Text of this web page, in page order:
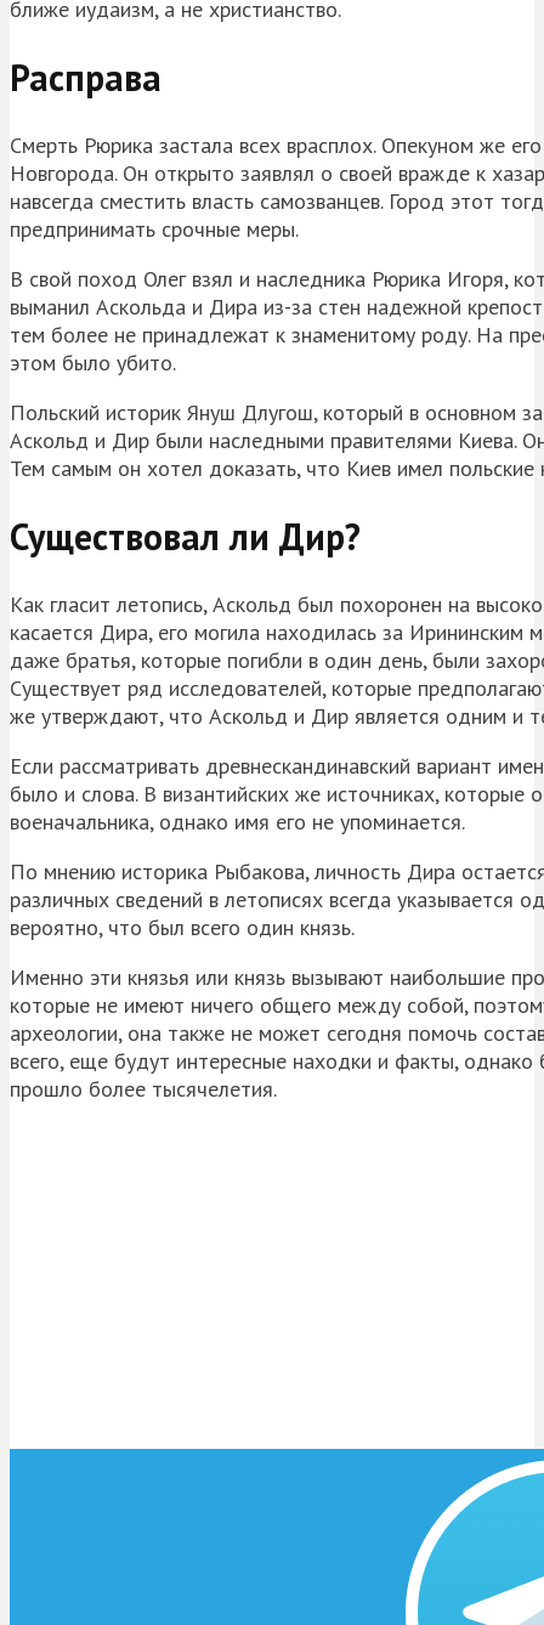
ближе иудаизм, а не христианство.
Расправа
Смерть Рюрика застала всех врасплох. Опекуном же
Новгорода. Он открыто заявлял о своей вражде к
навсегда сместить власть самозванцев. Город этот
предпринимать срочные меры.
В свой поход Олег взял и наследника Рюрика Игоря,
выманил Аскольда и Дира из-за стен надежной
тем более не принадлежат к знаменитому роду. На
этом было убито.
Польский историк Януш Длугош, который в основном
Аскольд и Дир были наследными правителями Киева.
Тем самым он хотел доказать, что Киев имел
Существовал ли Дир?
Как гласит летопись, Аскольд был похоронен на
касается Дира, его могила находилась за Ирининским
даже братья, которые погибли в один день, были
Существует ряд исследователей, которые
же утверждают, что Аскольд и Дир является одним и
Если рассматривать древнескандинавский вариант
было и слова. В византийских же источниках,
военачальника, однако имя его не упоминается.
По мнению историка Рыбакова, личность Дира
различных сведений в летописях всегда указывается
вероятно, что был всего один князь.
Именно эти князья или князь вызывают наибольшие
которые не имеют ничего общего между собой,
археологии, она также не может сегодня помочь
всего, еще будут интересные находки и факты,
прошло более тысячелетия.